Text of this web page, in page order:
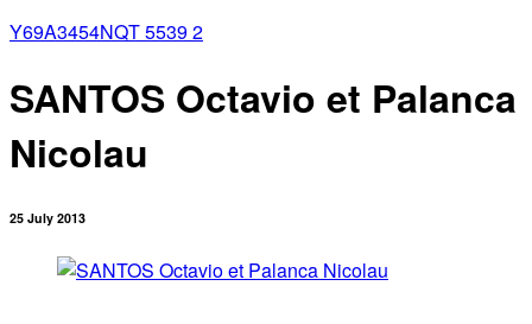
Y69A3454NQT 5539 2
SANTOS Octavio et Palanca
Nicolau
25 July 2013